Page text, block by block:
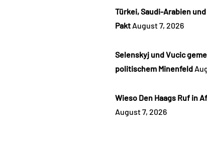
Türkei, Saudi-Arabien
Pakt August 7, 2026
Selenskyj und Vucic
politischem Minenfeld
Wieso Den Haags Ruf in
August 7, 2026